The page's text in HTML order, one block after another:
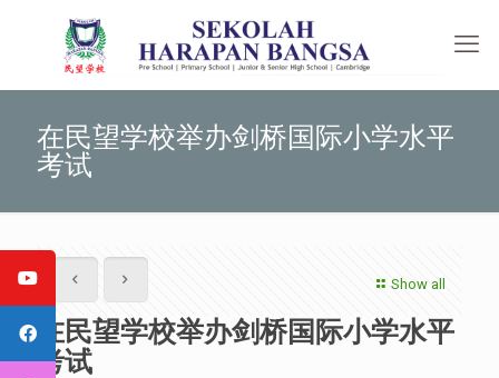
在民望学校举办剑桥国际小学水平
考试
Show all
在民望学校举办剑桥国际小学水平
考试